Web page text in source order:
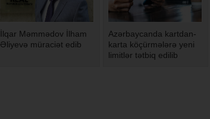
İlqar Məmmədov İlham
Əliyevə müraciət edib
Azərbaycanda kartdan-
karta köçürmələrə yeni
limitlər tətbiq edilib